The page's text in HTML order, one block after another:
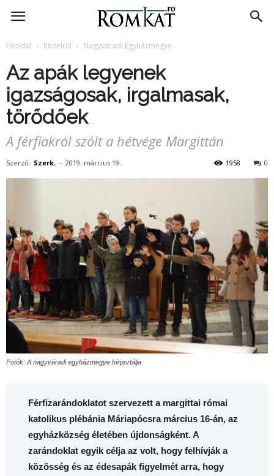
RomKat.ro
Főoldal Közelről Nagyváradi Egyházmegye
Az apák legyenek
igazságosak, irgalmasak,
törődőek
A férfiakról szólt a hétvége Margittán
Szerző: Szerk. - 2019. március 19. 0
1958
Fotók: A nagyváradi egyházmegye hírportálja
Férfizarándoklatot szervezett a margittai római
katolikus plébánia Máriapócsra március 16-án, az
egyházközség életében újdonságként. A
zarándoklat egyik célja az volt, hogy felhívják a
közösség és az édesapák figyelmét arra, hogy